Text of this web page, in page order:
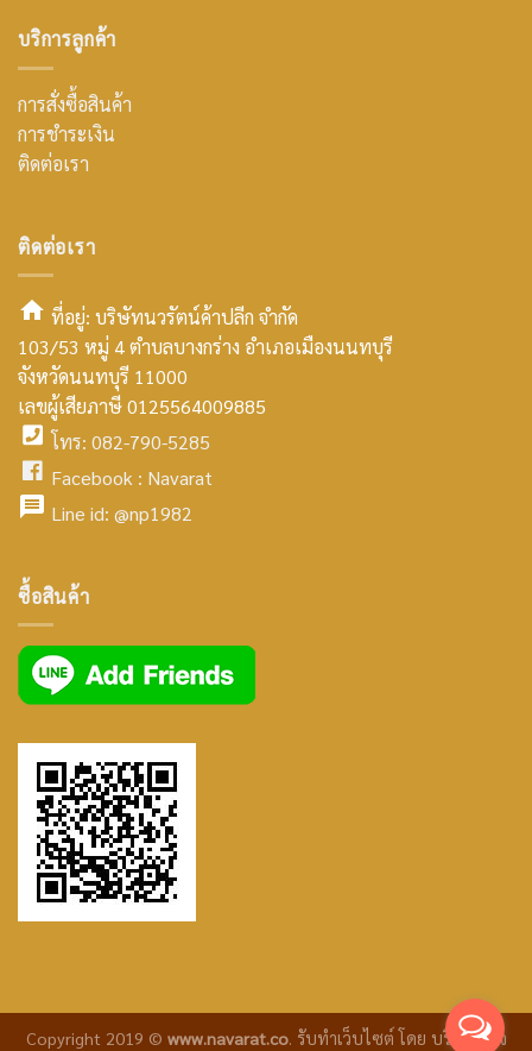
บริการลูกค้า
การสั่งซื้อสินค้า
การชำระเงิน
ติดต่อเรา
ติดต่อเรา
smt2
home
icon
ที่อยู่: บริษัทนวรัตน์ค้าปลีก จำกัด
103/53 หมู่ 4 ตำบลบางกร่าง อำเภอเมืองนนทบุรี
จังหวัดนนทบุรี 11000
เลขผู้เสียภาษี 0125564009885
facebook
icon
โทร: 082-790-5285
facebook
Facebook : Navarat
icon
Line id: @np1982
ซื้อสินค้า
Copyright 2019 © www.navarat.co. รับทำเว็บไซต์โดย บริษัท ซีเจ